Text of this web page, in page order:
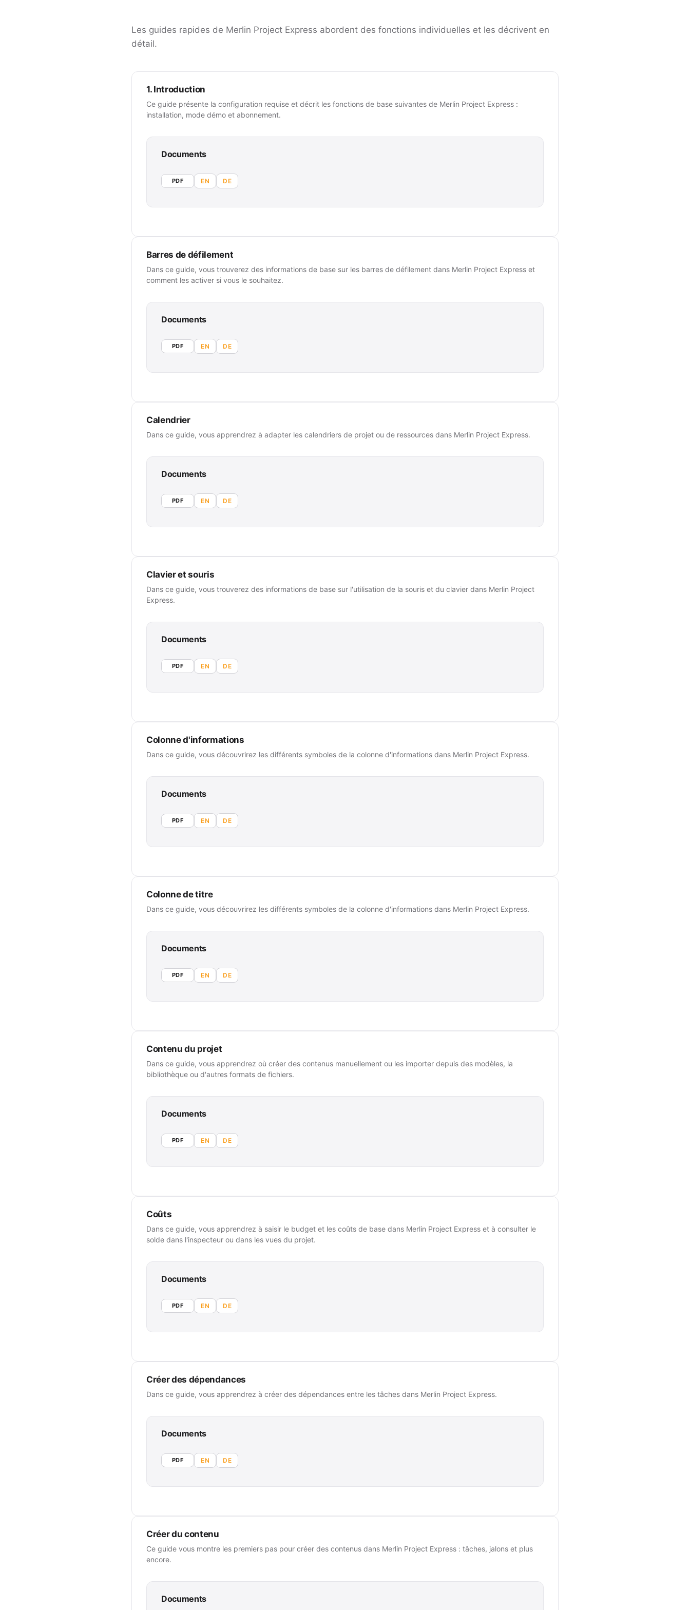
Les guides rapides de Merlin Project Express abordent des fonctions individuelles et les décrivent en
détail.
1. Introduction
Ce guide présente la configuration requise et décrit les fonctions de base suivantes de Merlin Project Express :
installation, mode démo et abonnement.
Documents
PDF EN DE
Barres de défilement
Dans ce guide, vous trouverez des informations de base sur les barres de défilement dans Merlin Project Express et
comment les activer si vous le souhaitez.
Documents
PDF EN DE
Calendrier
Dans ce guide, vous apprendrez à adapter les calendriers de projet ou de ressources dans Merlin Project Express.
Documents
PDF EN DE
Clavier et souris
Dans ce guide, vous trouverez des informations de base sur l'utilisation de la souris et du clavier dans Merlin Project
Express.
Documents
PDF EN DE
Colonne d'informations
Dans ce guide, vous découvrirez les différents symboles de la colonne d'informations dans Merlin Project Express.
Documents
PDF EN DE
Colonne de titre
Dans ce guide, vous découvrirez les différents symboles de la colonne d'informations dans Merlin Project Express.
Documents
PDF EN DE
Contenu du projet
Dans ce guide, vous apprendrez où créer des contenus manuellement ou les importer depuis des modèles, la
bibliothèque ou d'autres formats de fichiers.
Documents
PDF EN DE
Coûts
Dans ce guide, vous apprendrez à saisir le budget et les coûts de base dans Merlin Project Express et à consulter le
solde dans l'inspecteur ou dans les vues du projet.
Documents
PDF EN DE
Créer des dépendances
Dans ce guide, vous apprendrez à créer des dépendances entre les tâches dans Merlin Project Express.
Documents
PDF EN DE
Créer du contenu
Ce guide vous montre les premiers pas pour créer des contenus dans Merlin Project Express : tâches, jalons et plus
encore.
Documents